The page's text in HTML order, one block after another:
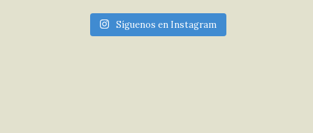
Síguenos en Instagram